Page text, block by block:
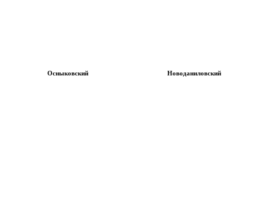
Осныковский Новоданиловский